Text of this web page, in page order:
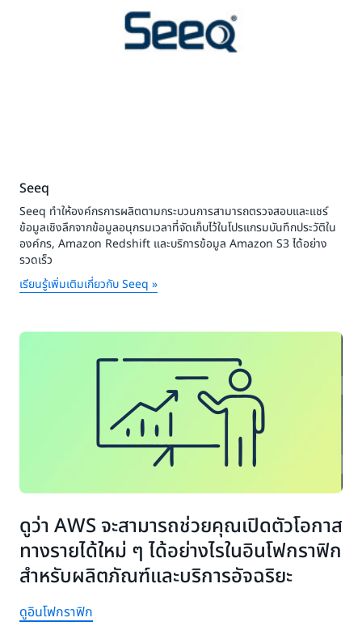
Seeq
Seeq ทำให้องค์กรการผลิตตามกระบวนการสามารถตรวจสอบและแชร์
ข้อมูลเชิงลึกจากข้อมูลอนุกรมเวลาที่จัดเก็บไว้ในโปรแกรมบันทึกประวัติใน
องค์กร, Amazon Redshift และบริการข้อมูล Amazon S3 ได้อย่าง
รวดเร็ว
เรียนรู้เพิ่มเติมเกี่ยวกับ Seeq »
ดูว่า AWS จะสามารถช่วยคุณเปิดตัวโอกาส
ทางรายได้ใหม่ ๆ ได้อย่างไรในอินโฟกราฟิก
สำหรับผลิตภัณฑ์และบริการอัจฉริยะ
ดูอินโฟกราฟิก